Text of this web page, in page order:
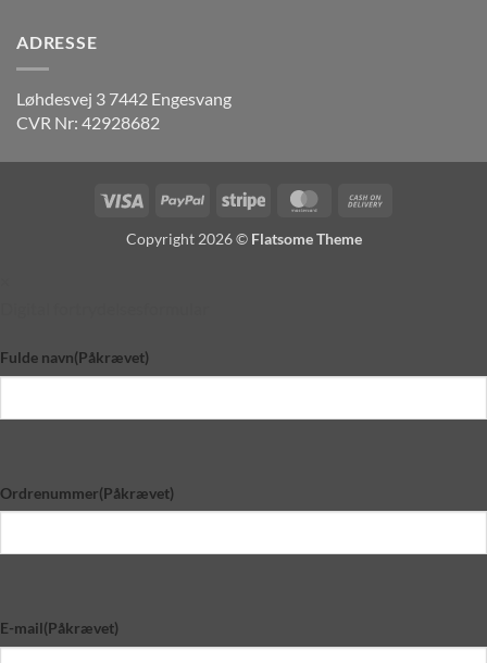
ADRESSE
Løhdesvej 3 7442 Engesvang
CVR Nr: 42928682
Visa PayPal Stripe MasterCard
Copyright 2026 © Flatsome Theme
Fulde navn(Påkrævet)
Ordrenummer(Påkrævet)
E-mail(Påkrævet)